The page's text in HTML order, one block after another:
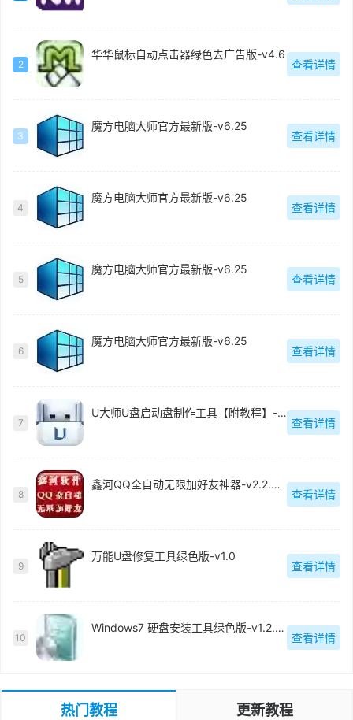
2
华华鼠标自动点击器绿色去广告版-v4.6
查看详情
3
魔方电脑大师官方最新版-v6.25
查看详情
4
魔方电脑大师官方最新版-v6.25
查看详情
5
魔方电脑大师官方最新版-v6.25
查看详情
6
魔方电脑大师官方最新版-v6.25
查看详情
7
U大师U盘启动盘制作工具【附教程】-v【】
查看详情
8
鑫河QQ全自动无限加好友神器-v2.2.3.6
查看详情
9
万能U盘修复工具绿色版-v1.0
查看详情
10
Windows7 硬盘安装工具绿色版-v1.2.0.62
查看详情
热门教程 更新教程